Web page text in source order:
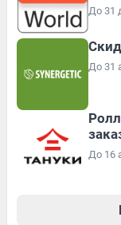
До 31
До 31
До 16